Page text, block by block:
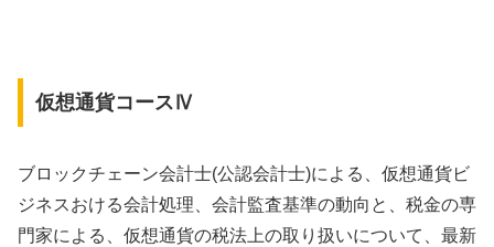
仮想通貨コースⅣ
ブロックチェーン会計士(公認会計士)による、仮想通貨ビ
ジネスおける会計処理、会計監査基準の動向と、税金の専
門家による、仮想通貨の税法上の取り扱いについて、最新